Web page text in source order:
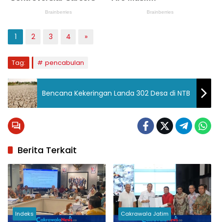
1 2 3 4 »
Tag: pencabulan
Bencana Kekeringan Landa 302 Desa di NTB
Berita Terkait
Indeks Cakrawala Jatim